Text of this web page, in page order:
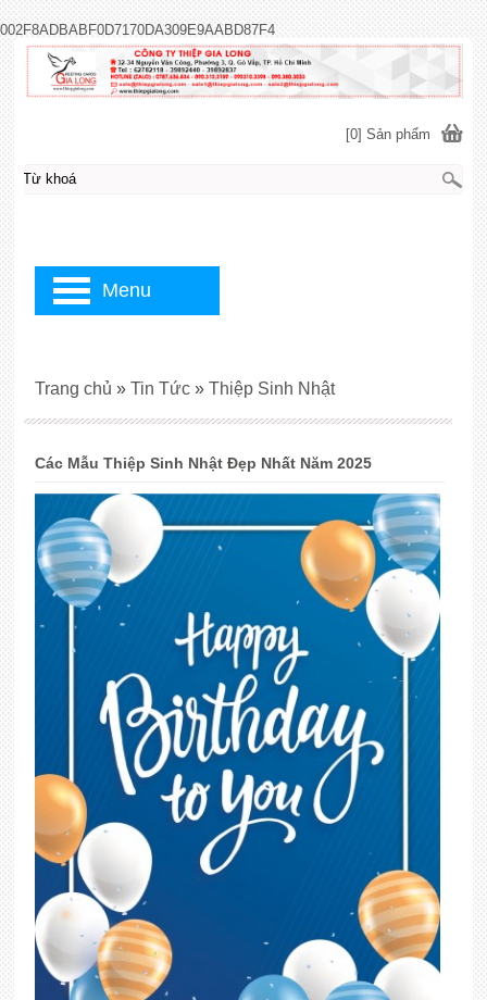
002F8ADBABF0D7170DA309E9AABD87F4
Các Mẫu Thiệp Sinh Nhật Đẹp Nhất Năm 2025
Trang chủ » Tin Tức » Thiệp Sinh Nhật
[0] Sản phẩm
Menu